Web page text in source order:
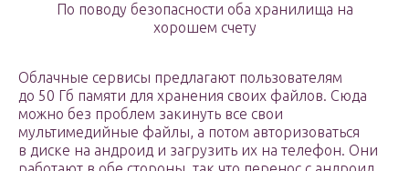
По поводу безопасности оба хранилища на
хорошем счету
Облачные сервисы предлагают пользователям
до 50 Гб памяти для хранения своих файлов. Сюда
можно без проблем закинуть все свои
мультимедийные файлы, а потом авторизоваться
в диске на андроид и загрузить их на телефон. Они